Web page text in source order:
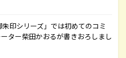
印シリーズ」では初めてのコミ
ター柴田かおるが書きおろしまし